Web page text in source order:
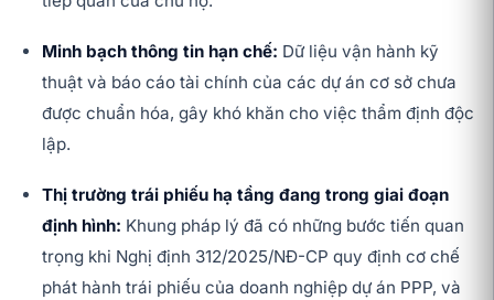
Minh bạch thông tin hạn chế: Dữ liệu vận hành kỹ
thuật và báo cáo tài chính của các dự án cơ sở chưa
được chuẩn hóa, gây khó khăn cho việc thẩm định độc
lập.
Thị trường trái phiếu hạ tầng đang trong giai đoạn
định hình: Khung pháp lý đã có những bước tiến quan
trọng khi Nghị định 312/2025/NĐ-CP quy định cơ chế
phát hành trái phiếu của doanh nghiệp dự án PPP, và